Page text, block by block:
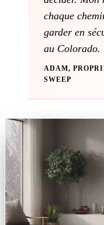
chaque
garder en
au Colorado.
ADAM,
SWEEP